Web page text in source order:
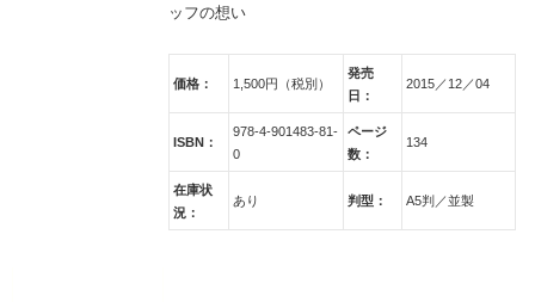
ッフの想い
価格： 1,500円（税別）
発売
日：
2015／12／04
ISBN：
978-4-901483-81-
0
ページ
数：
134
在庫状
況：
あり 判型： A5判／並製